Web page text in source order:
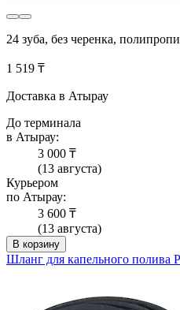
24 зуба, без черенка,
1 519 ₸
Доставка в Атырау
До терминала
в Атырау:
3 000 ₸
(13 августа)
Курьером
по Атырау:
3 600 ₸
(13 августа)
В корзину
Шланг для капельного полива